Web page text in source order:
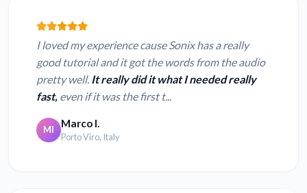
I loved my experience cause Sonix has a really
good tutorial and it got the words from the audio
pretty well. It really did it what I needed really
fast, even if it was the first t...
MI Marco I.
Porto Viro, Italy